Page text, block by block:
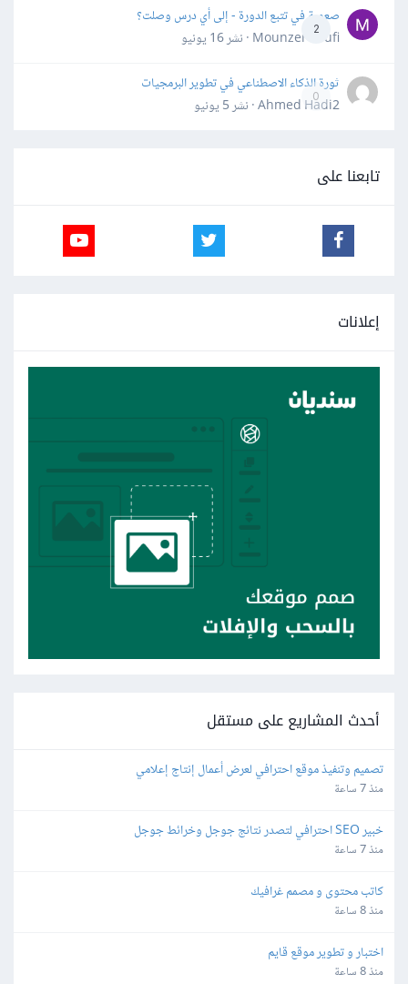
2
صعوبة في تتبع الدورة - إلى أي درس وصلت؟
Mounzer Soufi · نشر
16 يونيو
0
ثورة الذكاء الاصطناعي في تطوير البرمجيات
Ahmed Hadi2 · نشر
5 يونيو
تابعنا على
إعلانات
أحدث المشاريع على مستقل
تصميم وتنفيذ موقع احترافي لعرض أعمال إنتاج إعلامي
منذ 7 ساعة
خبير SEO احترافي لتصدر نتائج جوجل وخرائط جوجل
منذ 7 ساعة
كاتب محتوى و مصمم غرافيك
منذ 8 ساعة
اختبار و تطوير موقع قايم
منذ 8 ساعة